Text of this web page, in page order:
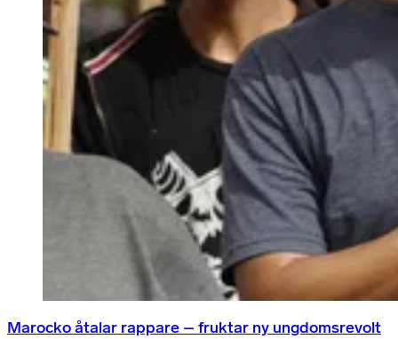
Marocko åtalar rappare – fruktar ny ungdomsrevolt